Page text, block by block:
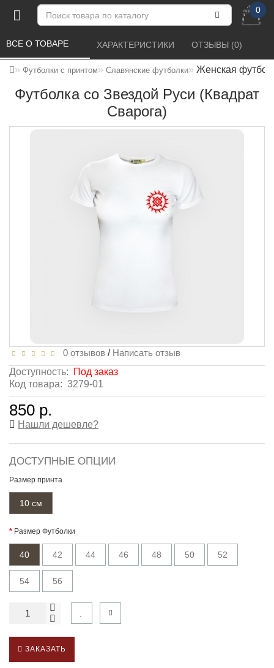
0
Футболки с принтом Славянские футболки Женская
Футболка со Звездой Руси (Квадрат
Сварога)
ВСЕ О ТОВАРЕ ХАРАКТЕРИСТИКИ ОТЗЫВЫ (0)
0 отзывов / Написать отзыв
Доступность:
Под заказ
Код товара: 3279-01
850 р.
Нашли дешевле?
ДОСТУПНЫЕ ОПЦИИ
Размер принта
10 см
Размер Футболки
40 42 44 46 48 50 52
54 56
ЗАКАЗАТЬ